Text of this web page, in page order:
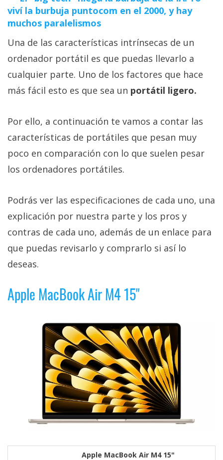
viví la burbuja puntocom en el 2000, y hay
muchos paralelismos
Una de las características intrínsecas de un
ordenador portátil es que puedas llevarlo a
cualquier parte. Uno de los factores que hace
más fácil esto es que sea un portátil ligero.
Por ello, a continuación te vamos a contar las
características de portátiles que pesan muy
poco en comparación con lo que suelen pesar
los ordenadores portátiles.
Podrás ver las especificaciones de cada uno, una
explicación por nuestra parte y los pros y
contras de cada uno, además de un enlace para
que puedas revisarlo y comprarlo si así lo
deseas.
Apple MacBook Air M4 15"
Apple MacBook Air M4 15"